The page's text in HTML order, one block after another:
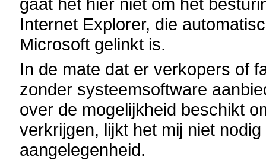
Internet Explorer, die
Microsoft gelinkt is.
In de mate dat er verkopers of
zonder systeemsoftware
over de mogelijkheid beschikt
verkrijgen, lijkt het mij niet
aangelegenheid.